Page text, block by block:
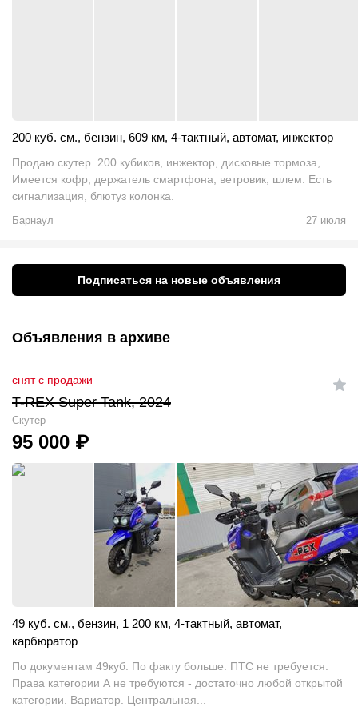
200 куб. см., бензин, 609 км, 4-тактный, автомат, инжектор
Продаю скутер. 200 кубиков, инжектор, дисковые тормоза,
Имеется кофр, держатель смартфона, ветровик, шлем. Есть
сигнализация, блютуз колонка.
Барнаул 27 июля
Подписаться на новые объявления
Объявления в архиве
снят с продажи
T-REX Super Tank, 2024
Скутер
95 000 ₽
49 куб. см., бензин, 1 200 км, 4-тактный, автомат,
карбюратор
По документам 49куб. По факту больше. ПТС не требуется.
Права категории А не требуются - достаточно любой открытой
категории. Вариатор. Центральная...